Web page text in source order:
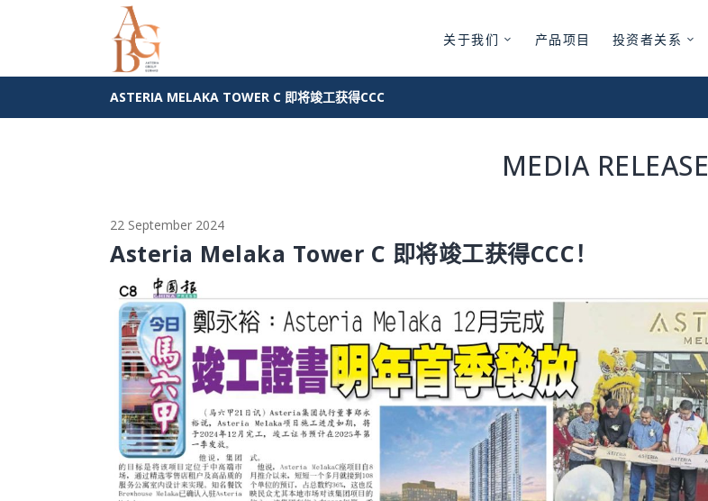
关于我们 产品项目 投资者关系
ASTERIA MELAKA TOWER C 即将竣工获得CCC
MEDIA RELEASE
22 September 2024
Asteria Melaka Tower C 即将竣工获得CCC！